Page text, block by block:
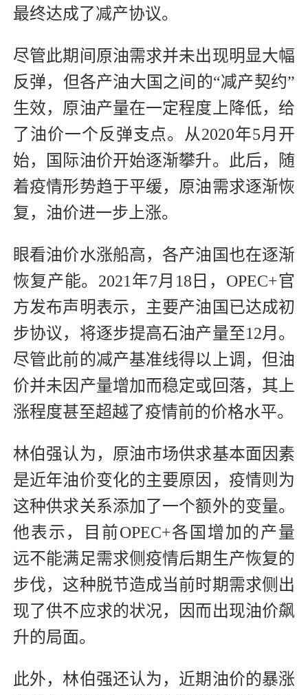
最终达成了减产协议。
尽管此期间原油需求并未出现明显大幅
反弹，但各产油大国之间的“减产契约”
生效，原油产量在一定程度上降低，给
了油价一个反弹支点。从2020年5月开
始，国际油价开始逐渐攀升。此后，随
着疫情形势趋于平缓，原油需求逐渐恢
复，油价进一步上涨。
眼看油价水涨船高，各产油国也在逐渐
恢复产能。2021年7月18日，OPEC+官
方发布声明表示，主要产油国已达成初
步协议，将逐步提高石油产量至12月。
尽管此前的减产基准线得以上调，但油
价并未因产量增加而稳定或回落，其上
涨程度甚至超越了疫情前的价格水平。
林伯强认为，原油市场供求基本面因素
是近年油价变化的主要原因，疫情则为
这种供求关系添加了一个额外的变量。
他表示，目前OPEC+各国增加的产量
远不能满足需求侧疫情后期生产恢复的
步伐，这种脱节造成当前时期需求侧出
现了供不应求的状况，因而出现油价飙
升的局面。
此外，林伯强还认为，近期油价的暴涨